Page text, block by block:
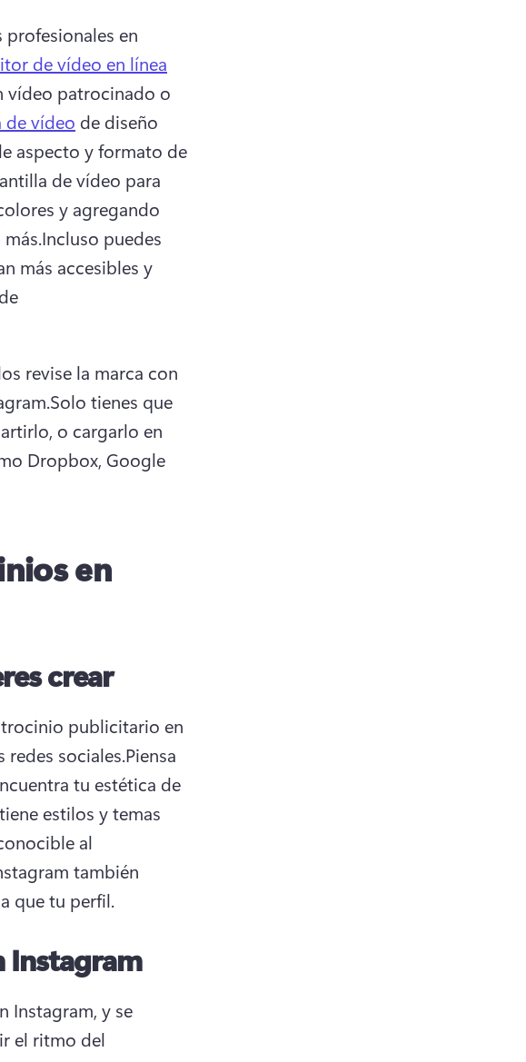
en
de vídeo en línea
vídeo patrocinado o
de vídeo de diseño
aspecto y formato de
de vídeo para
y agregando
Incluso puedes
más accesibles y
revise la marca con
Solo tienes que
o cargarlo en
Dropbox, Google
en
crear
publicitario en
redes sociales.Piensa
tu estética de
estilos y temas
al
también
que tu perfil.
Instagram
Instagram, y se
el ritmo del